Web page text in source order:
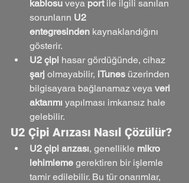
kablosu veya port ile ilgili sanılan
sorunların U2
entegresinden kaynaklandığını
gösterir.
U2 çipi hasar gördüğünde, cihaz
şarj olmayabilir, iTunes üzerinden
bilgisayara bağlanamaz veya veri
aktarımı yapılması imkansız hale
gelebilir.
U2 Çipi Arızası Nasıl Çözülür?
U2 çipi arızası, genellikle mikro
lehimleme gerektiren bir işlemle
tamir edilebilir. Bu tür onarımlar,